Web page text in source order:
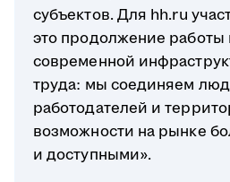
субъектов. Для hh.ru
это продолжение работы
современной
труда: мы соединяем
работодателей и
возможности на рынке
и доступными».